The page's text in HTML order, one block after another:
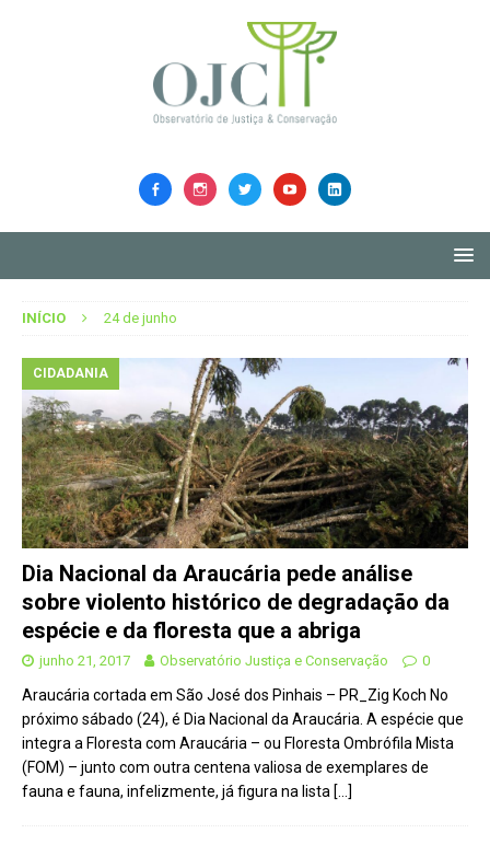
INÍCIO 24 de junho
CIDADANIA
Dia Nacional da Araucária pede análise
sobre violento histórico de degradação da
espécie e da floresta que a abriga
junho 21, 2017 Observatório Justiça e Conservação 0
Araucária cortada em São José dos Pinhais – PR_Zig Koch No
próximo sábado (24), é Dia Nacional da Araucária. A espécie que
integra a Floresta com Araucária – ou Floresta Ombrófila Mista
(FOM) – junto com outra centena valiosa de exemplares de
fauna e fauna, infelizmente, já figura na lista […]